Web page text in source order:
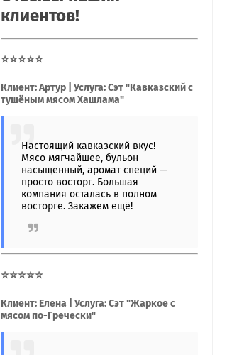
клиентов!
⭐⭐⭐⭐⭐
Клиент: Артур | Услуга: Сэт "Кавказский с
тушёным мясом Хашлама"
Настоящий кавказский вкус!
Мясо мягчайшее, бульон
насыщенный, аромат специй —
просто восторг. Большая
компания осталась в полном
восторге. Закажем ещё!
⭐⭐⭐⭐⭐
Клиент: Елена | Услуга: Сэт "Жаркое с
мясом по-Гречески"